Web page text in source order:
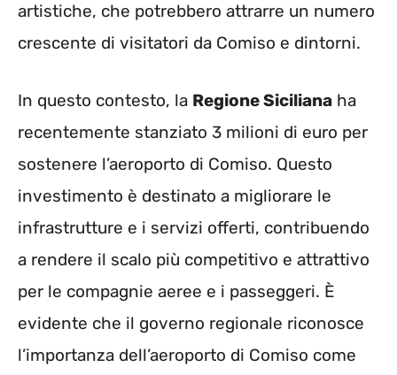
artistiche, che potrebbero attrarre un numero
crescente di visitatori da Comiso e dintorni.
In questo contesto, la Regione Siciliana ha
recentemente stanziato 3 milioni di euro per
sostenere l’aeroporto di Comiso. Questo
investimento è destinato a migliorare le
infrastrutture e i servizi offerti, contribuendo
a rendere il scalo più competitivo e attrattivo
per le compagnie aeree e i passeggeri. È
evidente che il governo regionale riconosce
l’importanza dell’aeroporto di Comiso come